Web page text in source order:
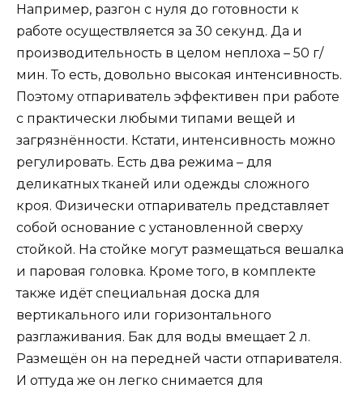
Например, разгон с нуля до готовности к
работе осуществляется за 30 секунд. Да и
производительность в целом неплоха – 50 г/
мин. То есть, довольно высокая интенсивность.
Поэтому отпариватель эффективен при работе
с практически любыми типами вещей и
загрязнённости. Кстати, интенсивность можно
регулировать. Есть два режима – для
деликатных тканей или одежды сложного
кроя. Физически отпариватель представляет
собой основание с установленной сверху
стойкой. На стойке могут размещаться вешалка
и паровая головка. Кроме того, в комплекте
также идёт специальная доска для
вертикального или горизонтального
разглаживания. Бак для воды вмещает 2 л.
Размещён он на передней части отпаривателя.
И оттуда же он легко снимается для